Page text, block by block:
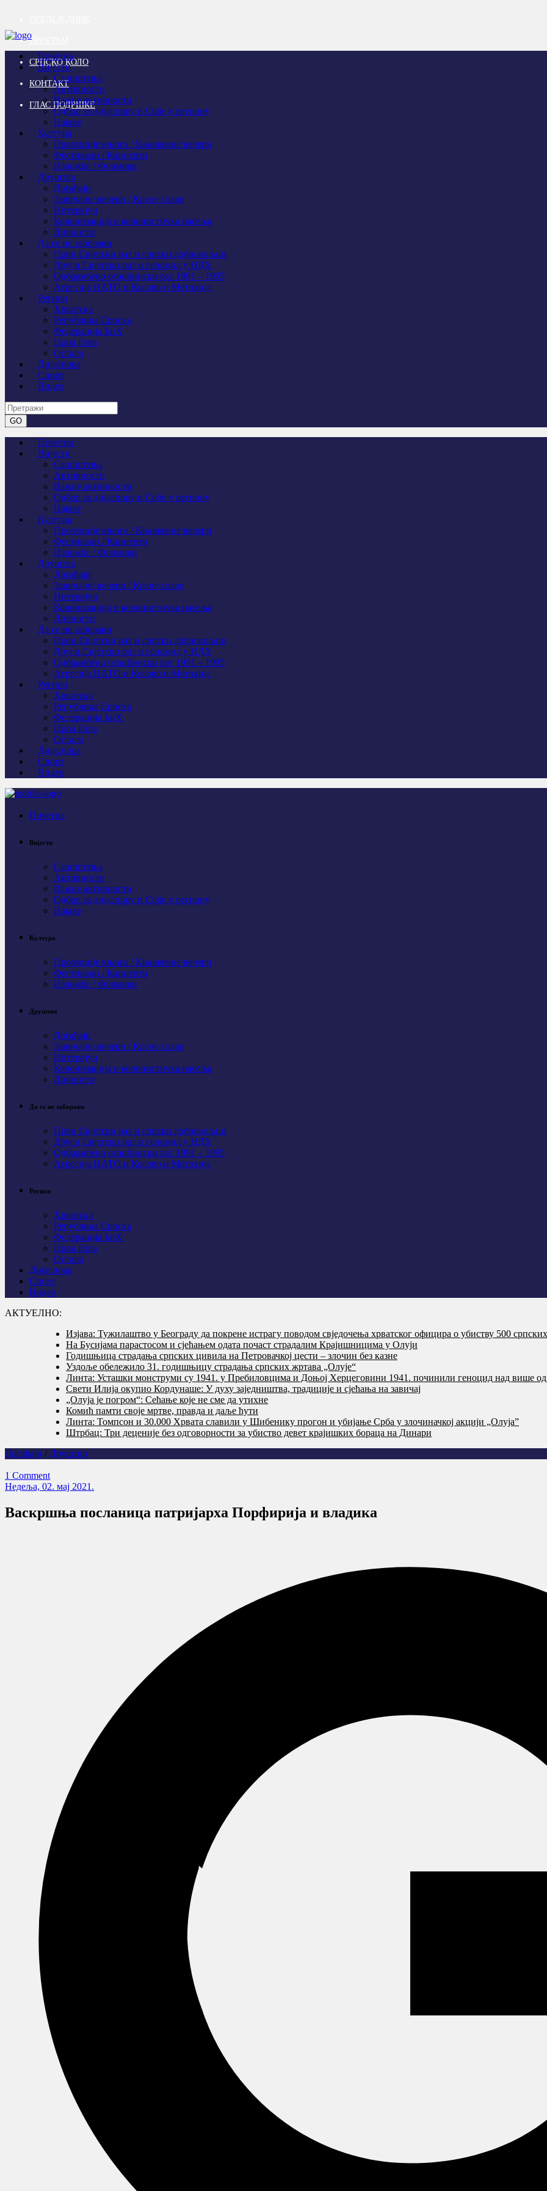
ПРОГРАМ
СРПСКО КОЛО
КОНТАКТ
ГЛАС ПОДРШКЕ
Почетна
Вијести
Саопштења
Активности
Важне активности
Одбор за дијаспору и Србе у региону
Најаве
Култура
Промоције књига / Књижевне вечери
Фестивали / Концерти
Изложбе / Филмови
Друштво
Догађаји
Завичајне вечери / Крсне славе
Интервјуи
Колонизација и колонистичка насеља
Личности
Да се не заборави
Први Свјeтски рат и српски добровољци
Други Свјетски рат и геноцид у НДХ
Одбрамбено отаџбински рат 1991 – 1995
Агресија НАТО и Косово и Метохија
Регион
Хрватска
Република Српска
Федерација БиХ
Црна Гора
Остало
Дијаспора
Спорт
Видео
Почетна
Вијести
Саопштења
Активности
Важне активности
Одбор за дијаспору и Србе у региону
Најаве
Култура
Промоције књига / Књижевне вечери
Фестивали / Концерти
Изложбе / Филмови
Друштво
Догађаји
Завичајне вечери / Крсне славе
Интервјуи
Колонизација и колонистичка насеља
Личности
Да се не заборави
Први Свјeтски рат и српски добровољци
Други Свјетски рат и геноцид у НДХ
Одбрамбено отаџбински рат 1991 – 1995
Агресија НАТО и Косово и Метохија
Регион
Хрватска
Република Српска
Федерација БиХ
Црна Гора
Остало
Дијаспора
Спорт
Видео
Почетна
Вијести
Саопштења
Активности
Важне активности
Одбор за дијаспору и Србе у региону
Најаве
Култура
Промоције књига / Књижевне вечери
Фестивали / Концерти
Изложбе / Филмови
Друштво
Догађаји
Завичајне вечери / Крсне славе
Интервјуи
Колонизација и колонистичка насеља
Личности
Да се не заборави
Први Свјeтски рат и српски добровољци
Други Свјетски рат и геноцид у НДХ
Одбрамбено отаџбински рат 1991 – 1995
Агресија НАТО и Косово и Метохија
Регион
Хрватска
Република Српска
Федерација БиХ
Црна Гора
Остало
Дијаспора
Спорт
Видео
АКТУЕЛНО:
Изјава: Тужилаштво у Београду да покрене истрагу поводом свједочења хрватског официра о убиству 500
На Бусијама парастосом и сјећањем одата почаст страдалим Крајишницима у Олуји
Годишњица страдања српских цивила на Петровачкој цести – злочин без казне
Уздоље обележило 31. годишњицу страдања српских жртава „Олује“
Линта: Усташки монструми су 1941. у Пребиловцима и Доњој Херцеговини 1941. починили геноцид над више
Свети Илија окупио Кордунаше: У духу заједништва, традиције и сјећања на завичај
„Олуја је погром“: Сећање које не сме да утихне
Комић памти своје мртве, правда и даље ћути
Линта: Томпсон и 30.000 Хрвата славили у Шибенику прогон и убијање Срба у злочиначкој акцији „Олуја”
Штрбац: Три деценије без одговорности за убиство девет крајишких бораца на Динари
Догађаји / Друштво
1 Comment
Недеља, 02. мај 2021.
Васкршња посланица патријарха Порфирија и владика